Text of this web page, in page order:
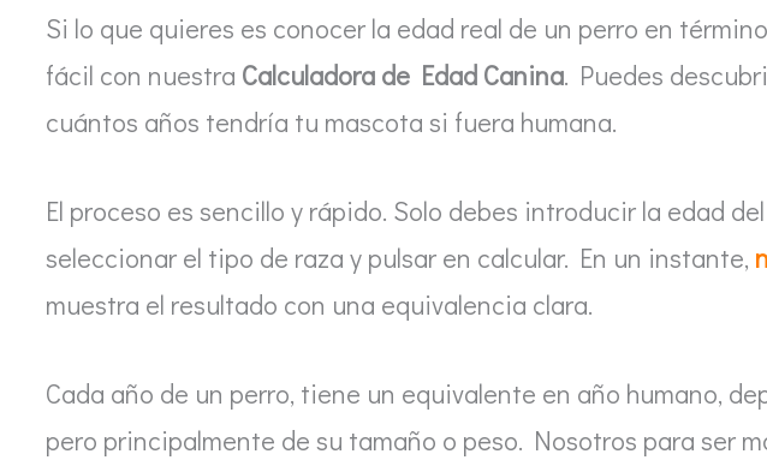
Si lo que quieres es conocer la edad real de un perro en
fácil con nuestra Calculadora de Edad Canina. Puedes
cuántos años tendría tu mascota si fuera humana.
El proceso es sencillo y rápido. Solo debes introducir la edad
seleccionar el tipo de raza y pulsar en calcular. En un instante,
muestra el resultado con una equivalencia clara.
Cada año de un perro, tiene un equivalente en año humano,
pero principalmente de su tamaño o peso. Nosotros para ser